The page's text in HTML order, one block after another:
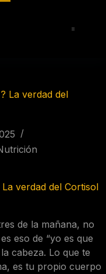
La verdad del
verdad del Cortisol
de la mañana, no
eso de “yo es que
cabeza. Lo que te
es tu propio cuerpo